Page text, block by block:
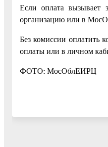
Если оплата вызывает
организацию или в
Без комиссии оплатить
оплаты или в личном
ФОТО: МосОблЕИРЦ